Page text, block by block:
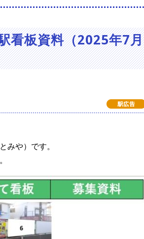
看板資料（2025年7月
みや）です。